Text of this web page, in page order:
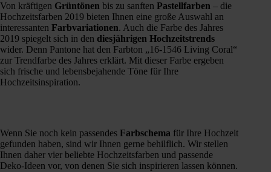
Von kräftigen Grüntönen bis zu sanften Pastellfarben – die
Hochzeitsfarben 2019 bieten Ihnen eine große Auswahl an
interessanten Farbvariationen. Auch die Farbe des Jahres
2019 spiegelt sich in den diesjährigen Hochzeitstrends
wider. Denn Pantone hat den Farbton „16-1546 Living Coral“
zur Trendfarbe des Jahres erklärt. Mit dieser Farbe ergeben
sich frische und lebensbejahende Töne für Ihre
Hochzeitsinspiration.
Wenn Sie noch kein passendes Farbschema für Ihre Hochzeit
gefunden haben, sind wir Ihnen gerne behilflich. Wir stellen
Ihnen daher vier beliebte Hochzeitsfarben und passende
Deko-Ideen vor, von denen Sie sich inspirieren lassen können.